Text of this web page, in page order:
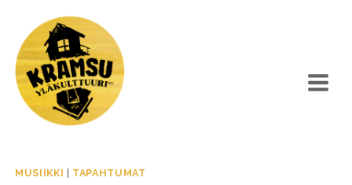
sisältöön
MUSIIKKI TAPAHTUMAT